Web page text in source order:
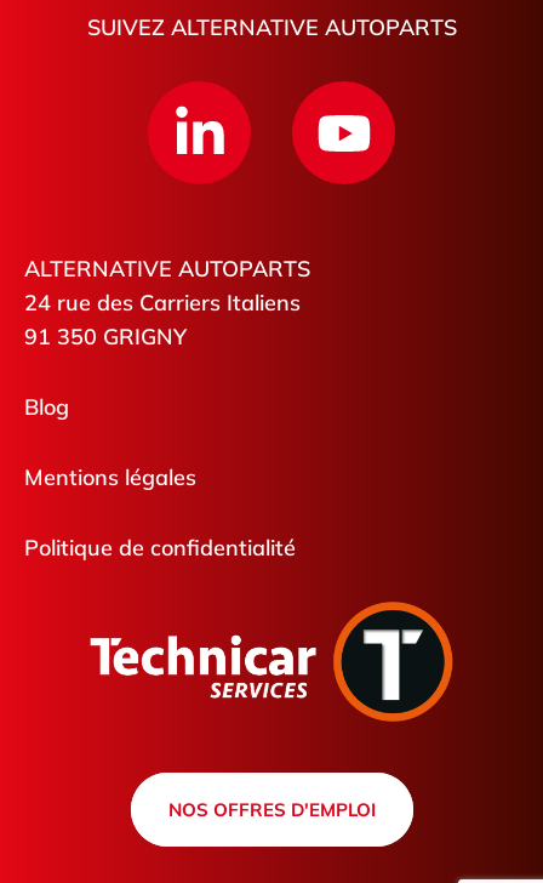
SUIVEZ ALTERNATIVE AUTOPARTS
ALTERNATIVE AUTOPARTS
24 rue des Carriers Italiens
91 350 GRIGNY
Blog
Mentions légales
Politique de confidentialité
NOS OFFRES D'EMPLOI